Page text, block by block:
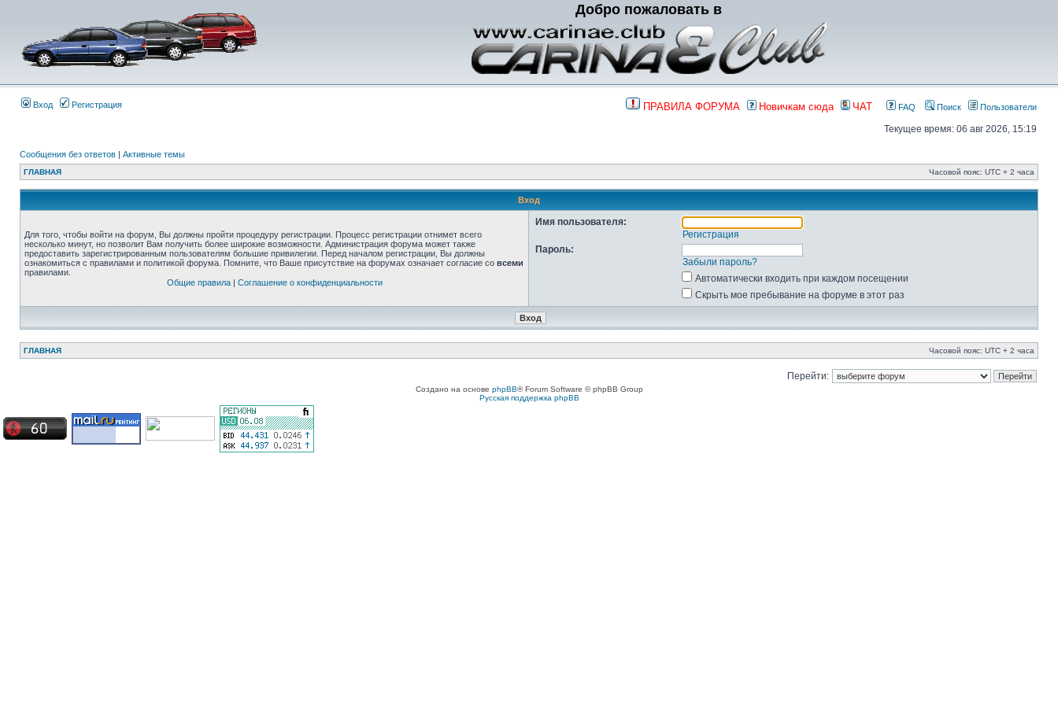
Добро пожаловать в
Вход Регистрация ПРАВИЛА ФОРУМА Новичкам сюда ЧАТ FAQ Поиск Пользователи
Текущее время: 06 авг 2026, 15:19
Сообщения без ответов | Активные темы
ГЛАВНАЯ Часовой пояс: UTC + 2 часа
Вход
Для того, чтобы войти на форум, Вы должны пройти процедуру регистрации. Процесс регистрации отнимет всего
несколько минут, но позволит Вам получить более широкие возможности. Администрация форума может также
предоставить зарегистрированным пользователям большие привилегии. Перед началом регистрации, Вы должны
ознакомиться с правилами и политикой форума. Помните, что Ваше присутствие на форумах означает согласие со всеми
правилами.
Общие правила| Соглашение о конфиденциальности
Имя пользователя:
Регистрация
Пароль:
Забыли пароль?
Автоматически входить при каждом посещении
Скрыть мое пребывание на форуме в этот раз
ГЛАВНАЯ Часовой пояс: UTC + 2 часа
Перейти:
Создано на основе phpBB® Forum Software © phpBB Group
Русская поддержка phpBB